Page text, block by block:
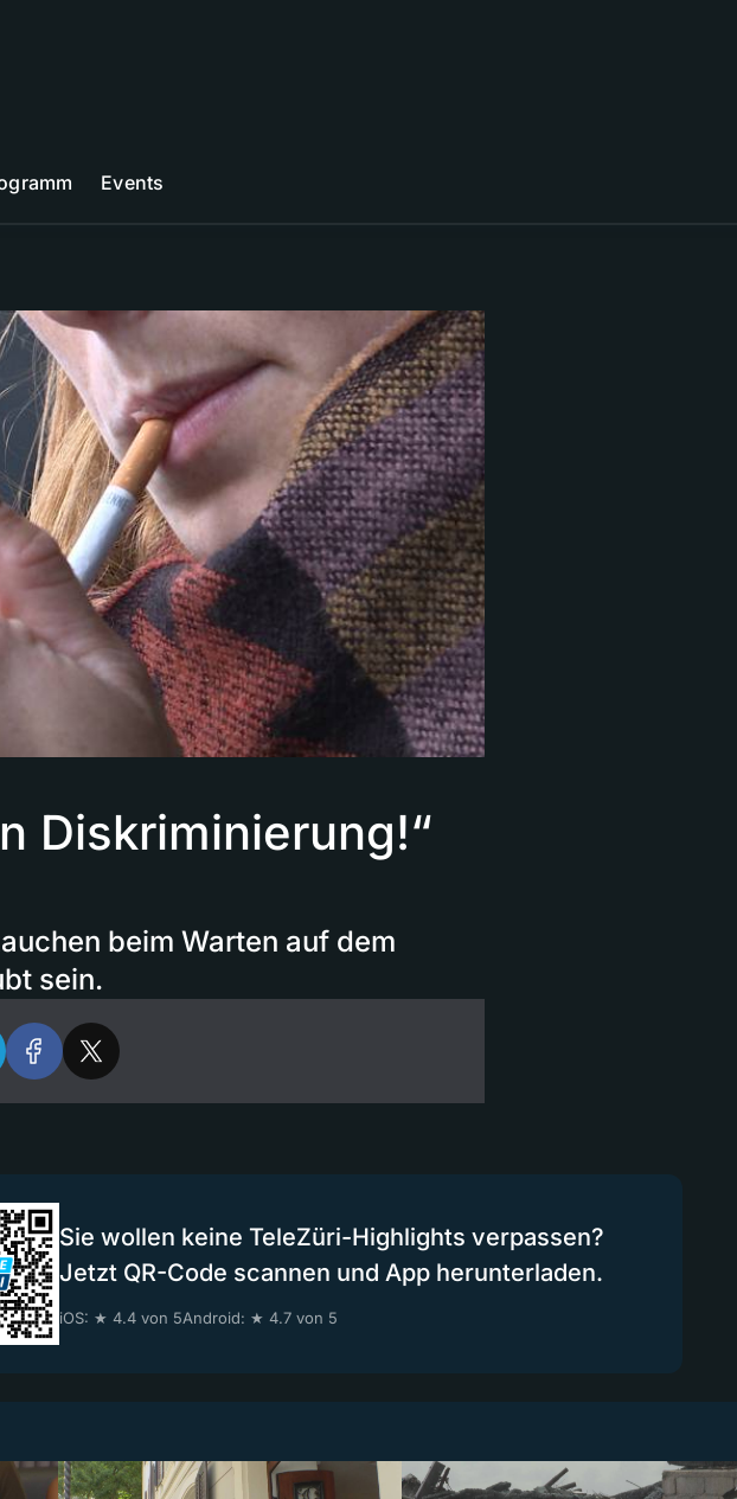
Events
Diskriminierung!“
beim Warten auf dem
sein.
Sie wollen keine TeleZüri-Highlights verpassen?
Jetzt QR-Code scannen und App herunterladen.
iOS: ★ 4.4 von 5Android: ★ 4.7 von 5